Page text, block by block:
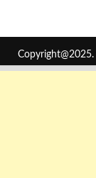
Copyright@2025.